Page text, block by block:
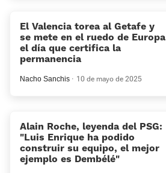
El Valencia torea al Getafe y
se mete en el ruedo de Europa
el día que certifica la
permanencia
Nacho Sanchis 10 de mayo de 2025
Alain Roche, leyenda del PSG:
«Luis Enrique ha podido
construir su equipo, el mejor
ejemplo es Dembélé»